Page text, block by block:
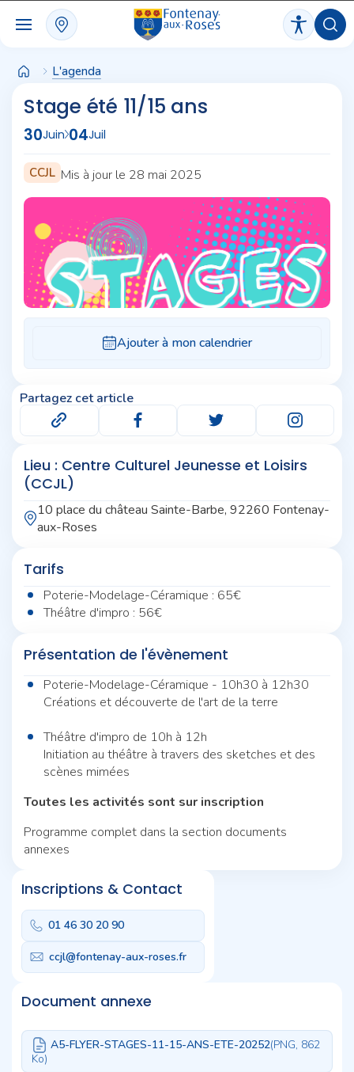
L'agenda
Stage été 11/15 ans
30Juin 04Juil
CCJL Mis à jour le 28 mai 2025
Partagez cet article
Lieu : Centre Culturel Jeunesse et Loisirs
(CCJL)
10 place du château Sainte-Barbe, 92260 Fontenay-
aux-Roses
Tarifs
Poterie-Modelage-Céramique : 65€
Théâtre d'impro : 56€
Présentation de l'évènement
Poterie-Modelage-Céramique - 10h30 à 12h30
Créations et découverte de l'art de la terre
Théâtre d'impro de 10h à 12h
Initiation au théâtre à travers des sketches et des
scènes mimées
Toutes les activités sont sur inscription
Programme complet dans la section documents
annexes
Inscriptions & Contact
01 46 30 20 90
ccjl@fontenay-aux-roses.fr
Document annexe
A5-FLYER-STAGES-11-15-ANS-ETE-20252(PNG, 862
Ko)
Panneau de gestion des cookies